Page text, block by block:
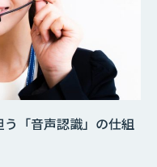
「音声認識」の仕組